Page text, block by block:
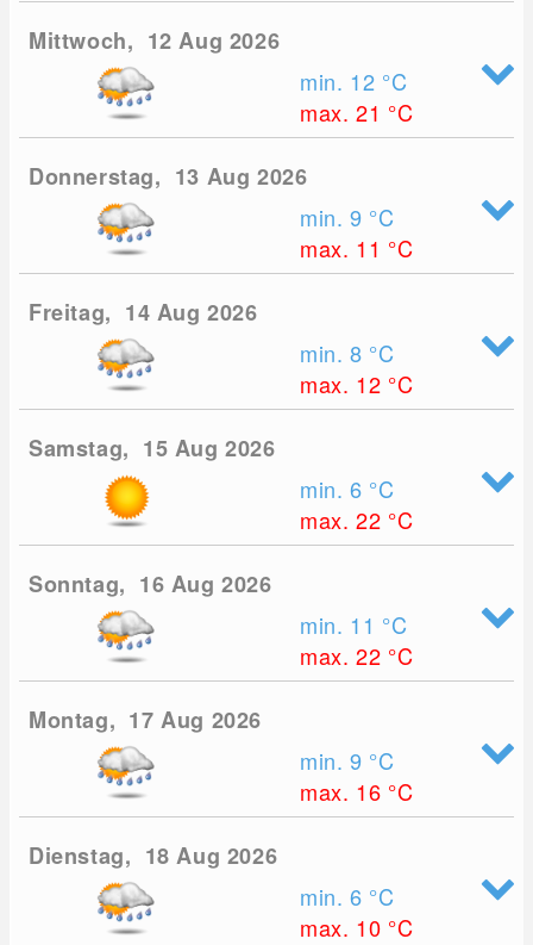
Mittwoch, 12 Aug 2026
min. 12 °C
max. 21 °C
Donnerstag, 13 Aug 2026
min. 9 °C
max. 11 °C
Freitag, 14 Aug 2026
min. 8 °C
max. 12 °C
Samstag, 15 Aug 2026
min. 6 °C
max. 22 °C
Sonntag, 16 Aug 2026
min. 11 °C
max. 22 °C
Montag, 17 Aug 2026
min. 9 °C
max. 16 °C
Dienstag, 18 Aug 2026
min. 6 °C
max. 10 °C